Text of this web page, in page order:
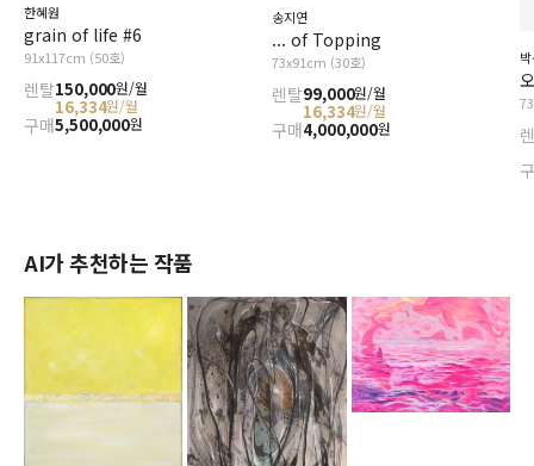
한혜원
grain of life #6
91x117cm (50호)
렌탈150,000원/월
16,334원/월
구매5,500,000원
송지연
... of Topping
73x91cm (30호)
렌탈99,000원/월
16,334원/월
구매4,000,000원
AI가 추천하는 작품